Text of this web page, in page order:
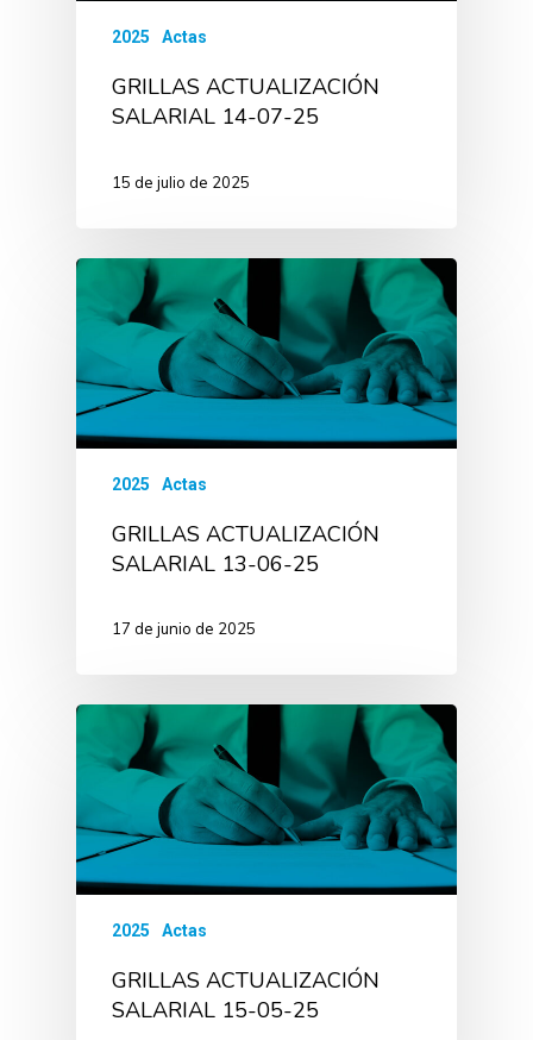
2025 Actas
GRILLAS ACTUALIZACIÓN
SALARIAL 14-07-25
15 de julio de 2025
2025 Actas
GRILLAS ACTUALIZACIÓN
SALARIAL 13-06-25
17 de junio de 2025
2025 Actas
GRILLAS ACTUALIZACIÓN
SALARIAL 15-05-25